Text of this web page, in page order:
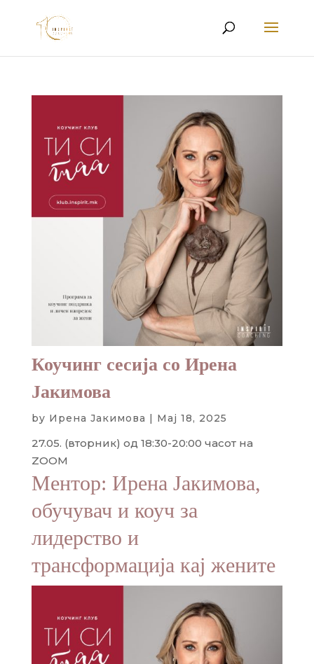
Коучинг сесија со Ирена
Јакимова
by Ирена Јакимова Мај 18, 2025
27.05. (вторник) од 18:30-20:00 часот на
ZOOM
Ментор: Ирена Јакимова,
обучувач и коуч за
лидерство и
трансформација кај жените